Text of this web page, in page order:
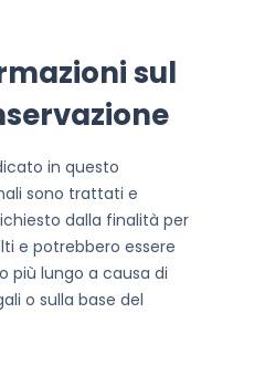
sul
in questo
sono trattati e
dalla finalità per
e potrebbero essere
più lungo a causa di
o sulla base del